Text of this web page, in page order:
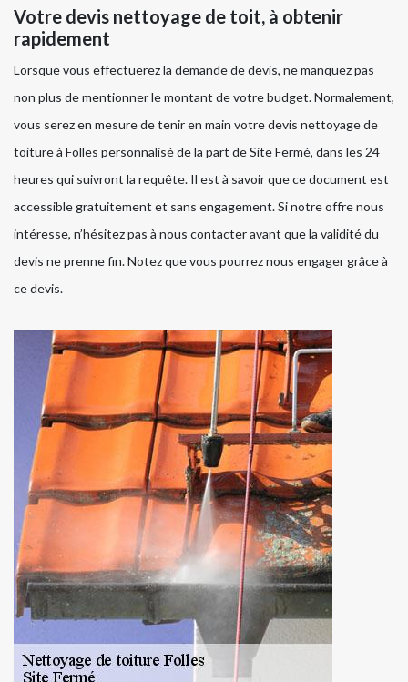
Votre devis nettoyage de toit, à obtenir
rapidement
Lorsque vous effectuerez la demande de devis, ne manquez pas
non plus de mentionner le montant de votre budget. Normalement,
vous serez en mesure de tenir en main votre devis nettoyage de
toiture à Folles personnalisé de la part de Site Fermé, dans les 24
heures qui suivront la requête. Il est à savoir que ce document est
accessible gratuitement et sans engagement. Si notre offre nous
intéresse, n’hésitez pas à nous contacter avant que la validité du
devis ne prenne fin. Notez que vous pourrez nous engager grâce à
ce devis.